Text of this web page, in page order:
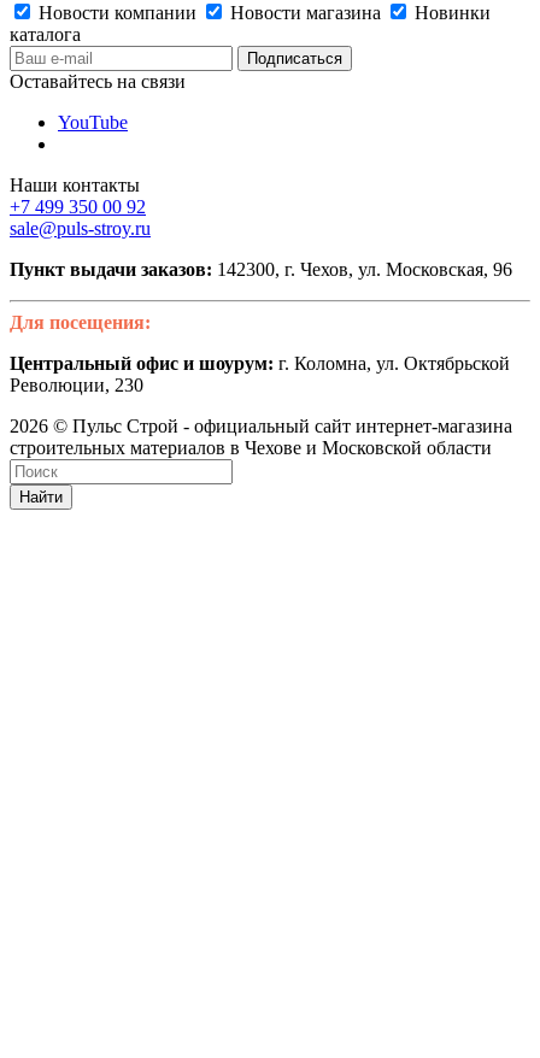
Новости компании
Новости магазина
Новинки
каталога
Оставайтесь на связи
YouTube
Наши контакты
+7 499 350 00 92
sale@puls-stroy.ru
Пункт выдачи заказов: 142300, г. Чехов, ул. Московская, 96
Для посещения:
Центральный офис и шоурум: г. Коломна, ул. Октябрьской
Революции, 230
2026 © Пульс Строй - официальный сайт интернет-магазина
строительных материалов в Чехове и Московской области
Найти